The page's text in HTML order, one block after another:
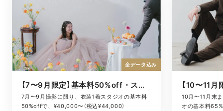
【7〜9月限定】基本料50%off・スタジオキャンペーン
7月〜9月撮影に限り、衣装1着スタジオの基本料
50%offで、¥40,000〜（税込¥44,000）
全データ込み
10月〜11月末
オの基本料